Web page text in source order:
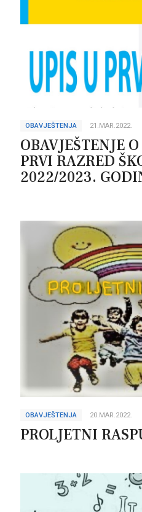
OBAVJEŠTENJA 21.MAR.2022.
OBAVJEŠTENJE
PRVI RAZRED
2022/2023.
OBAVJEŠTENJA 20.MAR.2022.
PROLJETNI